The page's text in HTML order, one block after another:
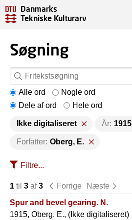
Danmarks
Tekniske Kulturarv
Søgning
Alle ord
Nogle ord
Dele af ord
Hele ord
Ikke digitaliseret År: 1915
Forfatter: Oberg, E.
Filtre...
1 til 3 af3 Forrige
Næste
Spur and bevel gearing. N.
1915, Oberg, E., (Ikke digitaliseret)